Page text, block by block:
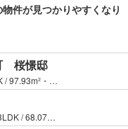
件が見つかりやすくなり
桜憬邸
・161.76m²
～134.59m²